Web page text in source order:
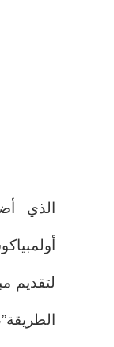
الذي
لتقديم